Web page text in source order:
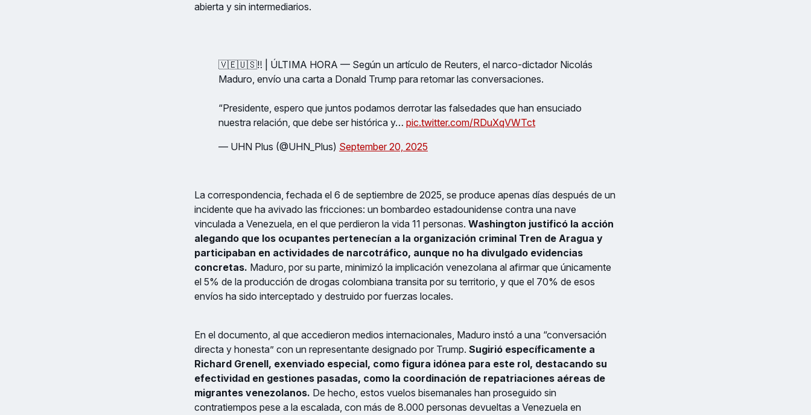
abierta y sin intermediarios.
🇻🇪🇺🇸‼️ | ÚLTIMA HORA — Según un artículo de Reuters, el narco-dictador Nicolás
Maduro, envío una carta a Donald Trump para retomar las conversaciones.
“Presidente, espero que juntos podamos derrotar las falsedades que han ensuciado
nuestra relación, que debe ser histórica y… pic.twitter.com/RDuXqVWTct
— UHN Plus (@UHN_Plus) September 20, 2025
La correspondencia, fechada el 6 de septiembre de 2025, se produce apenas días después de un
incidente que ha avivado las fricciones: un bombardeo estadounidense contra una nave
vinculada a Venezuela, en el que perdieron la vida 11 personas. Washington justificó la acción
alegando que los ocupantes pertenecían a la organización criminal Tren de Aragua y
participaban en actividades de narcotráfico, aunque no ha divulgado evidencias
concretas. Maduro, por su parte, minimizó la implicación venezolana al afirmar que únicamente
el 5% de la producción de drogas colombiana transita por su territorio, y que el 70% de esos
envíos ha sido interceptado y destruido por fuerzas locales.
En el documento, al que accedieron medios internacionales, Maduro instó a una “conversación
directa y honesta” con un representante designado por Trump. Sugirió específicamente a
Richard Grenell, exenviado especial, como figura idónea para este rol, destacando su
efectividad en gestiones pasadas, como la coordinación de repatriaciones aéreas de
migrantes venezolanos. De hecho, estos vuelos bisemanales han proseguido sin
contratiempos pese a la escalada, con más de 8.000 personas devueltas a Venezuela en